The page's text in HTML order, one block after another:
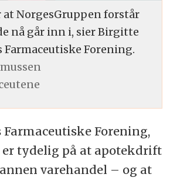
NorgesGruppen forstår
nå går inn i, sier Birgitte
Farmaceutiske Forening.
Farmaceutiske Forening,
tydelig på at apotekdrift
varehandel – og at